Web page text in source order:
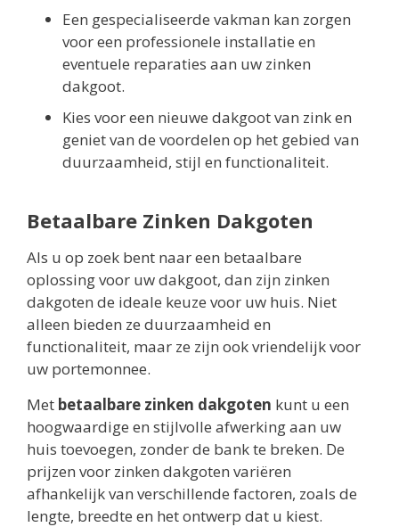
Een gespecialiseerde vakman kan zorgen
voor een professionele installatie en
eventuele reparaties aan uw zinken
dakgoot.
Kies voor een nieuwe dakgoot van zink en
geniet van de voordelen op het gebied van
duurzaamheid, stijl en functionaliteit.
Betaalbare Zinken Dakgoten
Als u op zoek bent naar een betaalbare
oplossing voor uw dakgoot, dan zijn zinken
dakgoten de ideale keuze voor uw huis. Niet
alleen bieden ze duurzaamheid en
functionaliteit, maar ze zijn ook vriendelijk voor
uw portemonnee.
Met betaalbare zinken dakgoten kunt u een
hoogwaardige en stijlvolle afwerking aan uw
huis toevoegen, zonder de bank te breken. De
prijzen voor zinken dakgoten variëren
afhankelijk van verschillende factoren, zoals de
lengte, breedte en het ontwerp dat u kiest.